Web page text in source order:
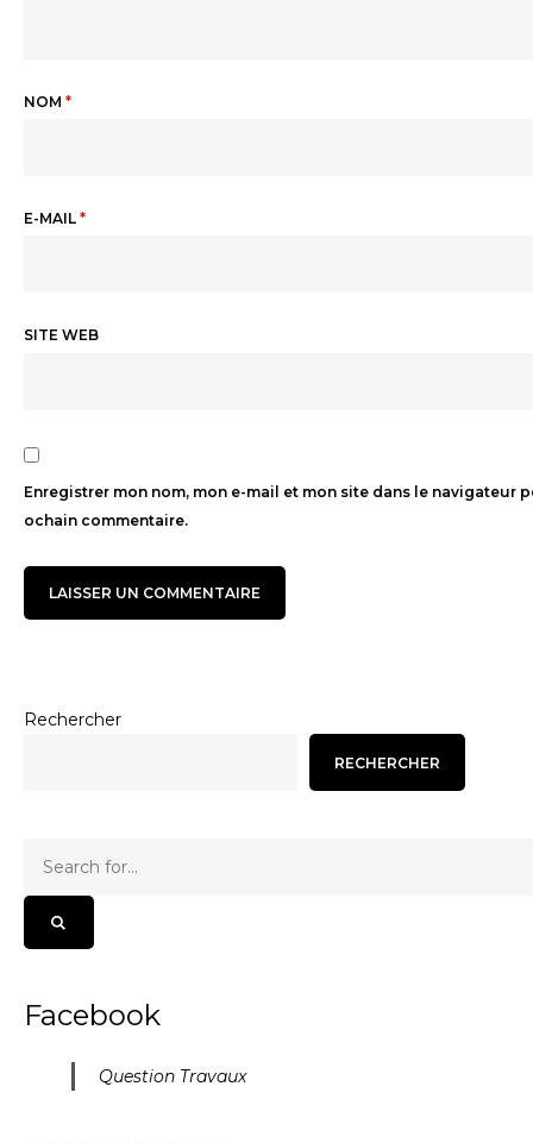
NOM *
E-MAIL *
SITE WEB
Enregistrer mon nom, mon e-mail et mon site dans le navigateur
ochain commentaire.
Rechercher
RECHERCHER
Facebook
Question Travaux